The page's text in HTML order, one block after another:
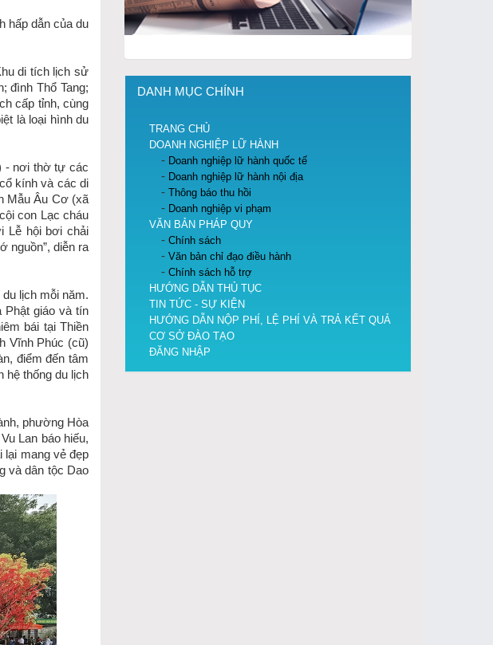
hấp dẫn của du
di tích lịch sử
đình Thổ Tang;
cấp tỉnh, cùng
là loại hình du
- nơi thờ tự các
kính và các di
Mẫu Âu Cơ (xã
con Lạc cháu
Lễ hội bơi chải
nguồn”, diễn ra
lịch mỗi năm.
Phật giáo và tín
bái tại Thiền
Vĩnh Phúc (cũ)
điểm đến tâm
hệ thống du lịch
phường Hòa
Lan báo hiếu,
lại mang vẻ đẹp
và dân tộc Dao
DANH MỤC CHÍNH
TRANG CHỦ
DOANH NGHIỆP LỮ HÀNH
Doanh nghiệp lữ hành quốc tế
Doanh nghiệp lữ hành nội địa
Thông báo thu hồi
Doanh nghiệp vi phạm
VĂN BẢN PHÁP QUY
Chính sách
Văn bản chỉ đạo điều hành
Chính sách hỗ trợ
HƯỚNG DẪN THỦ TỤC
TIN TỨC - SỰ KIỆN
HƯỚNG DẪN NỘP PHÍ, LỆ PHÍ VÀ TRẢ KẾT QUẢ
CƠ SỞ ĐÀO TẠO
ĐĂNG NHẬP